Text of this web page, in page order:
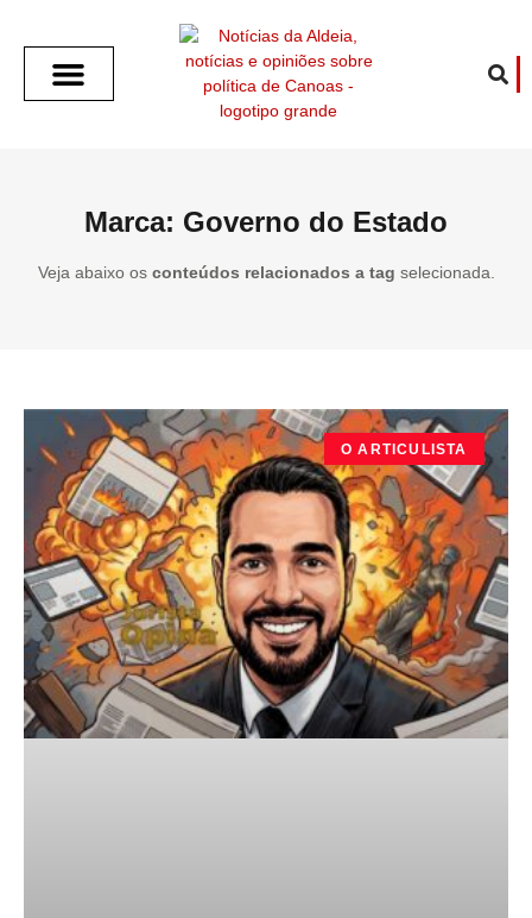
Marca: Governo do Estado
Veja abaixo os conteúdos relacionados a tag selecionada.
O ARTICULISTA